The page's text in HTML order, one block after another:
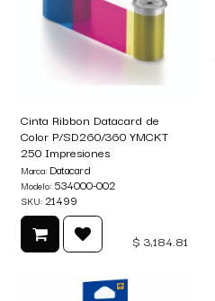
Cinta Ribbon Datacard de
Color P/SD260/360 YMCKT
250 Impresiones
Marca: Datacard
Modelo: 534000-002
SKU:21499
$ 3,184.81